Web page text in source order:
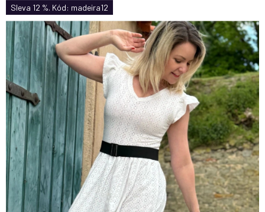
Sleva 12 %. Kód: madeira12